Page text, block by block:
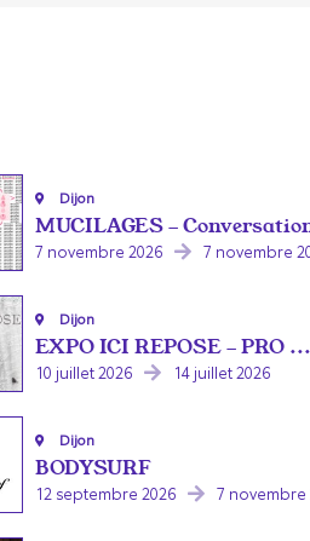
Dijon
MUCILAGES -
7 novembre 2026 7 novembre
Dijon
EXPO ICI REPOSE - PRO ...
10 juillet 2026 14 juillet 2026
Dijon
BODYSURF
12 septembre 2026 7 novembre